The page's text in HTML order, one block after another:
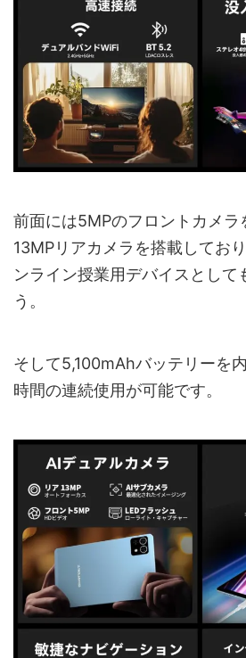
前面には5MPのフロントカメラ
13MPリアカメラを搭載してお
ンライン授業用デバイスとして
う。
そして5,100mAhバッテリーを
時間の連続使用が可能です。